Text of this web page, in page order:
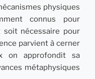
physiques
connus pour
soit nécessaire pour
parvient à cerner
on approfondit sa
métaphysiques